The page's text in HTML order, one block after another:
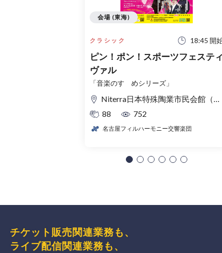
クラシック 18:45 開
ピン！ポン！スポーツフェステ
ヴァル
「音楽のすゝめシリーズ」
Niterra日本特殊陶業市民会館（名古屋市民会館） フォレストホール
88
752
名古屋フィルハーモニー交響楽団
会場 (東海)
チケット販売関連業務も、
ライブ配信関連業務も、